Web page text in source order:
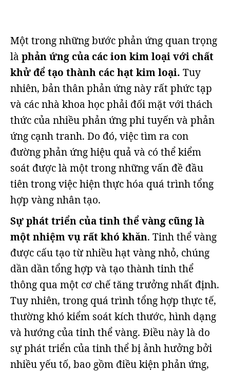
Một trong những bước phản ứng quan trọng
là phản ứng của các ion kim loại với chất
khử để tạo thành các hạt kim loại. Tuy
nhiên, bản thân phản ứng này rất phức tạp
và các nhà khoa học phải đối mặt với thách
thức của nhiều phản ứng phi tuyến và phản
ứng cạnh tranh. Do đó, việc tìm ra con
đường phản ứng hiệu quả và có thể kiểm
soát được là một trong những vấn đề đầu
tiên trong việc hiện thực hóa quá trình tổng
hợp vàng nhân tạo.
Sự phát triển của tinh thể vàng cũng là
một nhiệm vụ rất khó khăn. Tinh thể vàng
được cấu tạo từ nhiều hạt vàng nhỏ, chúng
dần dần tổng hợp và tạo thành tinh thể
thông qua một cơ chế tăng trưởng nhất định.
Tuy nhiên, trong quá trình tổng hợp thực tế,
thường khó kiểm soát kích thước, hình dạng
và hướng của tinh thể vàng. Điều này là do
sự phát triển của tinh thể bị ảnh hưởng bởi
nhiều yếu tố, bao gồm điều kiện phản ứng,